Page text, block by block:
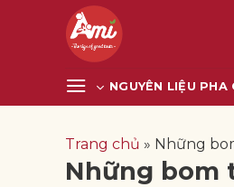
NGUYÊN LIỆU PHA
Trang chủ » Những
Những bom